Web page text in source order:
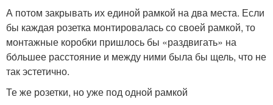
А потом закрывать их единой рамкой на два места. Если
бы каждая розетка монтировалась со своей рамкой, то
монтажные коробки пришлось бы «раздвигать» на
бо́льшее расстояние и между ними была бы щель, что не
так эстетично.
Те же розетки, но уже под одной рамкой